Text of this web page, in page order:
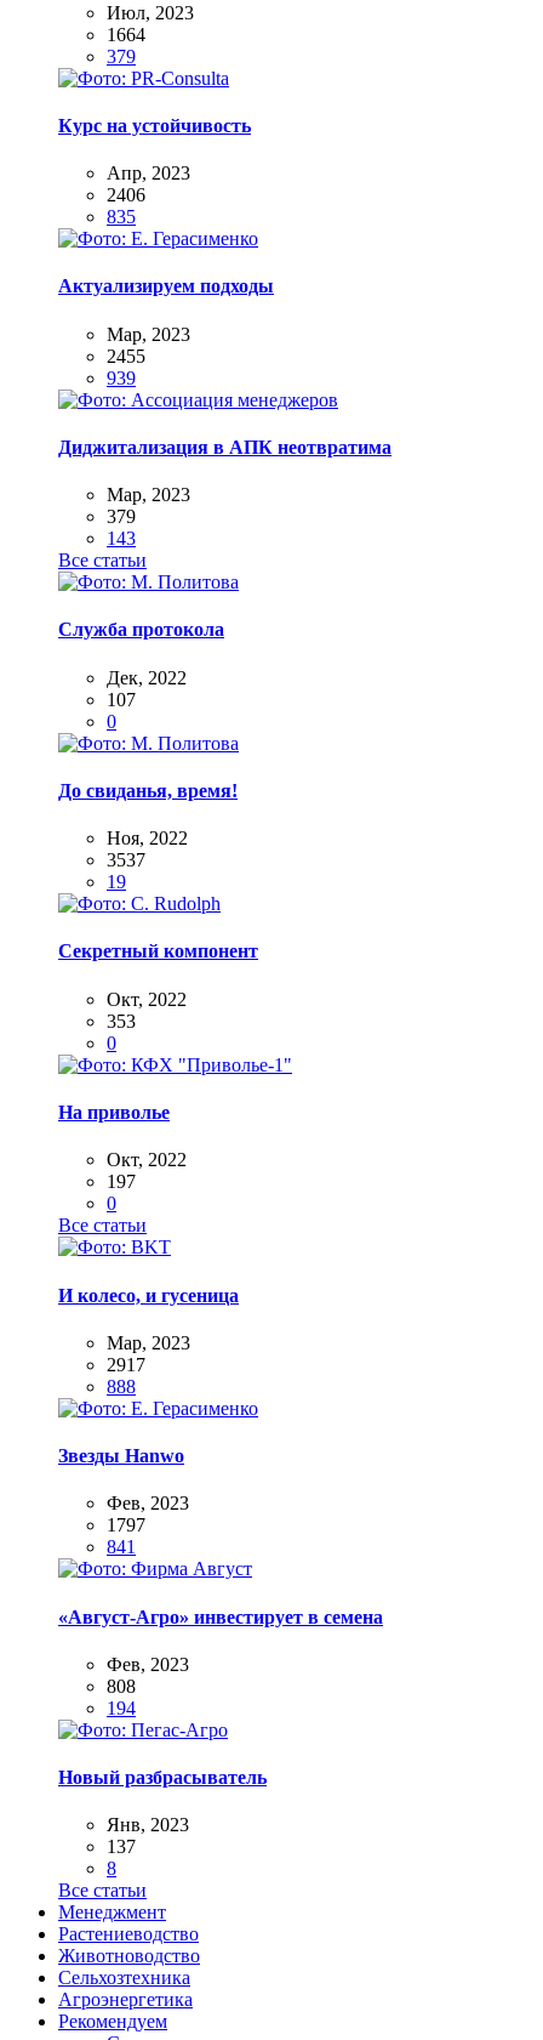
Июл, 2023
1664
379
Курс на устойчивость
Апр, 2023
2406
835
Актуализируем подходы
Мар, 2023
2455
939
Диджитализация в АПК неотвратима
Мар, 2023
379
143
Все статьи
Служба протокола
Дек, 2022
107
0
До свиданья, время!
Ноя, 2022
3537
19
Секретный компонент
Окт, 2022
353
0
На приволье
Окт, 2022
197
0
Все статьи
И колесо, и гусеница
Мар, 2023
2917
888
Звезды Hanwo
Фев, 2023
1797
841
«Август-Агро» инвестирует в семена
Фев, 2023
808
194
Новый разбрасыватель
Янв, 2023
137
8
Все статьи
Менеджмент
Растениеводство
Животноводство
Сельхозтехника
Агроэнергетика
Рекомендуем